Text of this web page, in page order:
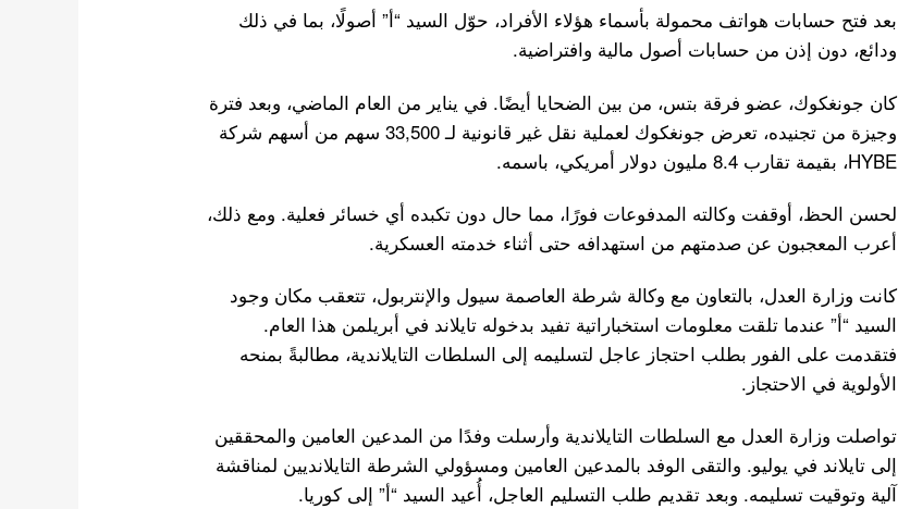
بعد فتح حسابات هواتف محمولة بأسماء هؤلاء الأفراد، حوّل السيد “أ” أصولًا، بما في ذلك
ودائع، دون إذن من حسابات أصول مالية وافتراضية.
كان جونغكوك، عضو فرقة بتس، من بين الضحايا أيضًا. في يناير من العام الماضي، وبعد فترة
وجيزة من تجنيده، تعرض جونغكوك لعملية نقل غير قانونية لـ 33,500 سهم من أسهم شركة
HYBE، بقيمة تقارب 8.4 مليون دولار أمريكي، باسمه.
لحسن الحظ، أوقفت وكالته المدفوعات فورًا، مما حال دون تكبده أي خسائر فعلية. ومع ذلك،
أعرب المعجبون عن صدمتهم من استهدافه حتى أثناء خدمته العسكرية.
كانت وزارة العدل، بالتعاون مع وكالة شرطة العاصمة سيول والإنتربول، تتعقب مكان وجود
السيد “أ” عندما تلقت معلومات استخباراتية تفيد بدخوله تايلاند في أبريلمن هذا العام.
فتقدمت على الفور بطلب احتجاز عاجل لتسليمه إلى السلطات التايلاندية، مطالبةً بمنحه
الأولوية في الاحتجاز.
تواصلت وزارة العدل مع السلطات التايلاندية وأرسلت وفدًا من المدعين العامين والمحققين
إلى تايلاند في يوليو. والتقى الوفد بالمدعين العامين ومسؤولي الشرطة التايلانديين لمناقشة
آلية وتوقيت تسليمه. وبعد تقديم طلب التسليم العاجل، أُعيد السيد “أ” إلى كوريا.